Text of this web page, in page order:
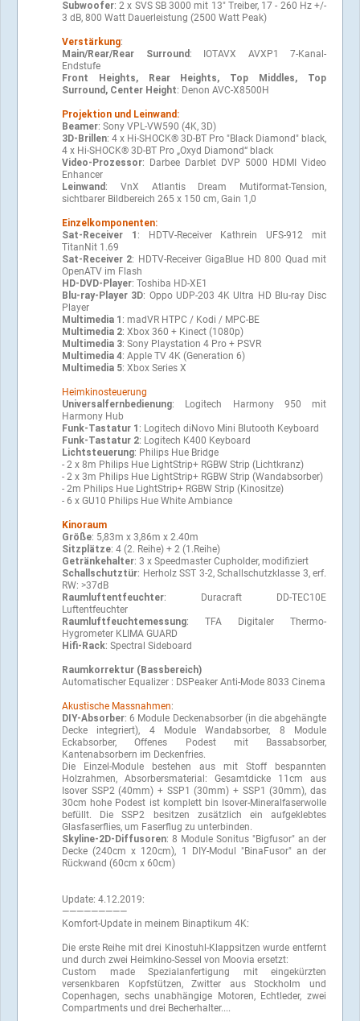
Subwoofer: 2 x SVS SB 3000 mit 13" Treiber, 17 - 260 Hz +/-
3 dB, 800 Watt Dauerleistung (2500 Watt Peak)
Verstärkung:
Main/Rear/Rear Surround : IOTAVX AVXP1 7-Kanal-
Endstufe
Front Heights, Rear Heights, Top Middles, Top
Surround, Center Height: Denon AVC-X8500H
Projektion und Leinwand:
Beamer: Sony VPL-VW590 (4K, 3D)
3D-Brillen: 4 x Hi-SHOCK® 3D-BT Pro "Black Diamond" black,
4 x Hi-SHOCK® 3D-BT Pro „Oxyd Diamond“ black
Video-Prozessor: Darbee Darblet DVP 5000 HDMI Video
Enhancer
Leinwand : VnX Atlantis Dream Mutiformat-Tension,
sichtbarer Bildbereich 265 x 150 cm, Gain 1,0
Einzelkomponenten:
Sat-Receiver 1 : HDTV-Receiver Kathrein UFS-912 mit
TitanNit 1.69
Sat-Receiver 2: HDTV-Receiver GigaBlue HD 800 Quad mit
OpenATV im Flash
HD-DVD-Player: Toshiba HD-XE1
Blu-ray-Player 3D: Oppo UDP-203 4K Ultra HD Blu-ray Disc
Player
Multimedia 1 : madVR HTPC / Kodi / MPC-BE
Multimedia 2: Xbox 360 + Kinect (1080p)
Multimedia 3: Sony Playstation 4 Pro + PSVR
Multimedia 4: Apple TV 4K (Generation 6)
Multimedia 5: Xbox Series X
Heimkinosteuerung
Universalfernbedienung: Logitech Harmony 950 mit
Harmony Hub
Funk-Tastatur 1 : Logitech diNovo Mini Blutooth Keyboard
Funk-Tastatur 2: Logitech K400 Keyboard
Lichtsteuerung: Philips Hue Bridge
- 2 x 8m Philips Hue LightStrip+ RGBW Strip (Lichtkranz)
- 2 x 3m Philips Hue LightStrip+ RGBW Strip (Wandabsorber)
- 2m Philips Hue LightStrip+ RGBW Strip (Kinositze)
- 6 x GU10 Philips Hue White Ambiance
Kinoraum
Größe: 5,83m x 3,86m x 2.40m
Sitzplätze: 4 (2. Reihe) + 2 (1.Reihe)
Getränkehalter: 3 x Speedmaster Cupholder, modifiziert
Schallschutztür: Herholz SST 3-2, Schallschutzklasse 3, erf.
RW: >37dB
Raumluftentfeuchter: Duracraft DD-TEC10E
Luftentfeuchter
Raumluftfeuchtemessung: TFA Digitaler Thermo-
Hygrometer KLIMA GUARD
Hifi-Rack: Spectral Sideboard
Raumkorrektur (Bassbereich)
Automatischer Equalizer : DSPeaker Anti-Mode 8033 Cinema
Akustische Massnahmen:
DIY-Absorber: 6 Module Deckenabsorber (in die abgehängte
Decke integriert), 4 Module Wandabsorber, 8 Module
Eckabsorber, Offenes Podest mit Bassabsorber,
Kantenabsorbern im Deckenfries.
Die Einzel-Module bestehen aus mit Stoff bespannten
Holzrahmen, Absorbersmaterial: Gesamtdicke 11cm aus
Isover SSP2 (40mm) + SSP1 (30mm) + SSP1 (30mm), das
30cm hohe Podest ist komplett bin Isover-Mineralfaserwolle
befüllt. Die SSP2 besitzen zusätzlich ein aufgeklebtes
Glasfaserflies, um Faserflug zu unterbinden.
Skyline-2D-Diffusoren: 8 Module Sonitus "Bigfusor" an der
Decke (240cm x 120cm), 1 DIY-Modul "BinaFusor" an der
Rückwand (60cm x 60cm)
Update: 4.12.2019:
—————————
Komfort-Update in meinem Binaptikum 4K:
Die erste Reihe mit drei Kinostuhl-Klappsitzen wurde entfernt
und durch zwei Heimkino-Sessel von Moovia ersetzt:
Custom made Spezialanfertigung mit eingekürzten
versenkbaren Kopfstützen, Zwitter aus Stockholm und
Copenhagen, sechs unabhängige Motoren, Echtleder, zwei
Compartments und drei Becherhalter....